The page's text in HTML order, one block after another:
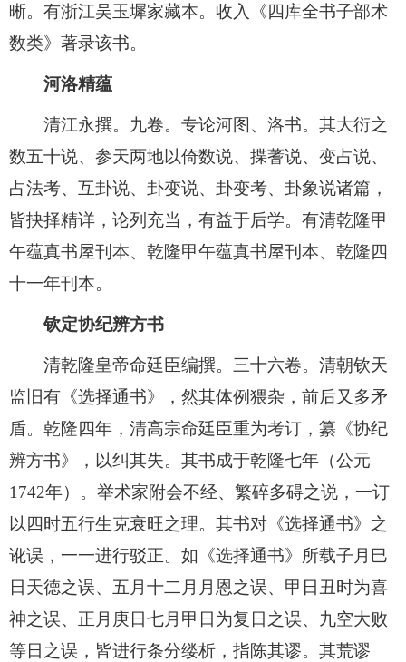
晰。有浙江吴玉墀家藏本。收入《四库全书子部术
数类》著录该书。
河洛精蕴
清江永撰。九卷。专论河图、洛书。其大衍之
数五十说、参天两地以倚数说、揲蓍说、变占说、
占法考、互卦说、卦变说、卦变考、卦象说诸篇，
皆抉择精详，论列充当，有益于后学。有清乾隆甲
午蕴真书屋刊本、乾隆甲午蕴真书屋刊本、乾隆四
十一年刊本。
钦定协纪辨方书
清乾隆皇帝命廷臣编撰。三十六卷。清朝钦天
监旧有《选择通书》，然其体例猥杂，前后又多矛
盾。乾隆四年，清高宗命廷臣重为考订，纂《协纪
辨方书》，以纠其失。其书成于乾隆七年（公元
1742年）。举术家附会不经、繁碎多碍之说，一订
以四时五行生克衰旺之理。其书对《选择通书》之
讹误，一一进行驳正。如《选择通书》所载子月巳
日天德之误、五月十二月月恩之误、甲日丑时为喜
神之误、正月庚日七月甲日为复日之误、九空大败
等日之误，皆进行条分缕析，指陈其谬。其荒谬